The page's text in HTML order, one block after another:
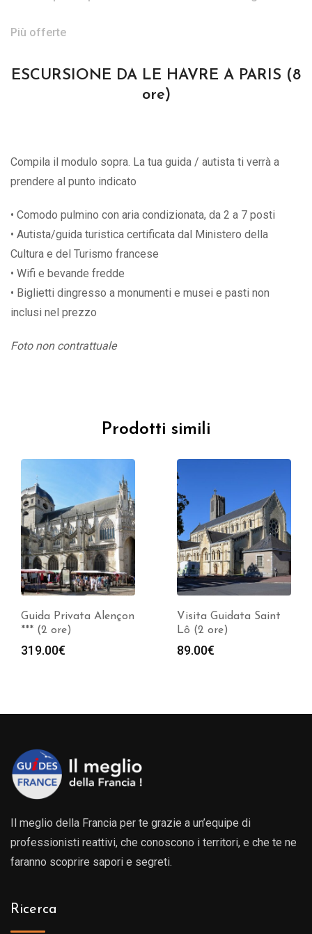
Più offerte
ESCURSIONE DA LE HAVRE A PARIS (8
ore)
Compila il modulo sopra. La tua guida / autista ti verrà a
prendere al punto indicato
• Comodo pulmino con aria condizionata, da 2 a 7 posti
• Autista/guida turistica certificata dal Ministero della
Cultura e del Turismo francese
• Wifi e bevande fredde
• Biglietti dingresso a monumenti e musei e pasti non
inclusi nel prezzo
Foto non contrattuale
Prodotti simili
Guida Privata Alençon
*** (2 ore)
319.00€
Visita Guidata Saint
Lô (2 ore)
89.00€
Il meglio della Francia per te grazie a un’equipe di
professionisti reattivi, che conoscono i territori, e che te ne
faranno scoprire sapori e segreti.
Ricerca